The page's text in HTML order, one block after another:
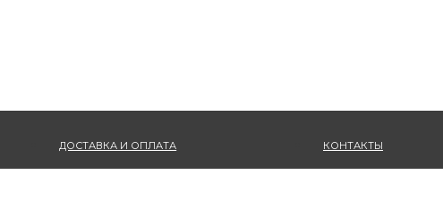
ДОСТАВКА И ОПЛАТА КОНТАКТЫ